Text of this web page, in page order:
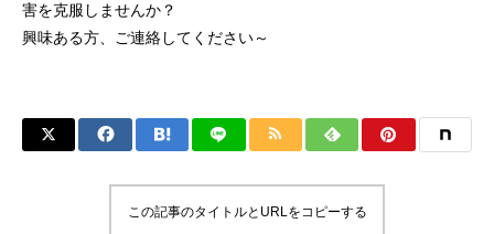
害を克服しませんか？
興味ある方、ご連絡してください～
この記事のタイトルとURLをコピーする